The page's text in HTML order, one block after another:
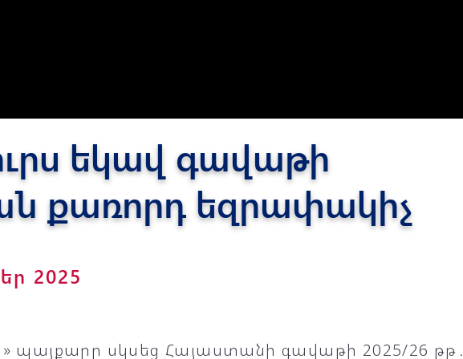
եկավ գավաթի
քառորդ եզրափակիչ
2025
պայքարը սկսեց Հայաստանի գավաթի 2025/26 թթ․